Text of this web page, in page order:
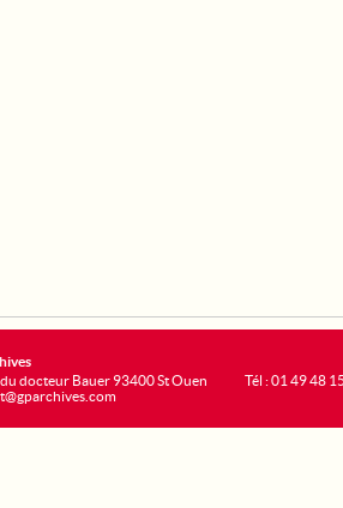
docteur Bauer 93400 St Ouen
Tél : 01 49 48